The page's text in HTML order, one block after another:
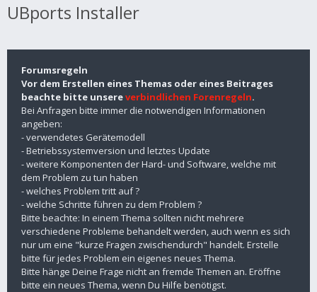
UBports Installer
Forumsregeln
Vor dem Erstellen eines Themas oder eines Beitrages
beachte bitte unsereverbindlichen Forenregeln.
Bei Anfragen bitte immer die notwendigen Informationen
angeben:
- verwendetes Gerätemodell
- Betriebssystemversion und letztes Update
- weitere Komponenten der Hard- und Software, welche mit
dem Problem zu tun haben
- welches Problem tritt auf ?
- welche Schritte führen zu dem Problem ?
Bitte beachte: In einem Thema sollten nicht mehrere
verschiedene Probleme behandelt werden, auch wenn es sich
nur um eine "kurze Fragen zwischendurch" handelt. Erstelle
bitte für jedes Problem ein eigenes neues Thema.
Bitte hänge Deine Frage nicht an fremde Themen an. Eröffne
bitte ein neues Thema, wenn Du Hilfe benötigst.